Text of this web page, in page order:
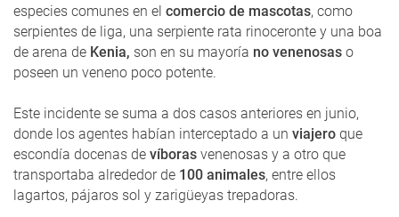
especies comunes en el comercio de mascotas, como
serpientes de liga, una serpiente rata rinoceronte y una boa
de arena de Kenia, son en su mayoría no venenosas o
poseen un veneno poco potente.
Este incidente se suma a dos casos anteriores en junio,
donde los agentes habían interceptado a un viajero que
escondía docenas de víboras venenosas y a otro que
transportaba alrededor de 100 animales, entre ellos
lagartos, pájaros sol y zarigüeyas trepadoras.